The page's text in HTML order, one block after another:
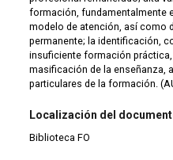
formación, fundamentalmente
modelo de atención, así como
permanente; la identificación,
insuficiente formación
masificación de la enseñanza,
particulares de la formación.
Localización del
Biblioteca FO